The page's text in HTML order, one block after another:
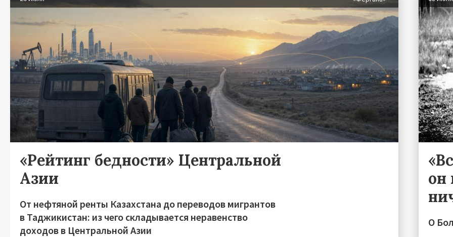
«Рейтинг бедности» Центральной
Азии
От нефтяной ренты Казахстана до переводов мигрантов
в Таджикистан: из чего складывается неравенство
доходов в Центральной Азии
он
О